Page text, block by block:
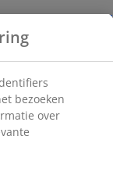
bezoeken
over